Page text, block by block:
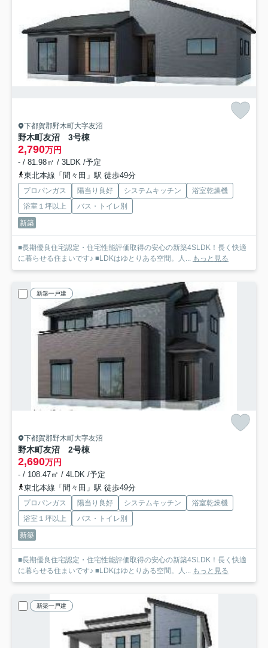
下都賀郡野木町大字友沼
野木町友沼 3号棟
2,790万円
- / 81.98㎡ / 3LDK /予定
東北本線「間々田」駅 徒歩49分
プロパンガス 陽当り良好 システムキッチン
浴室乾燥機
浴室１坪以上
バス・トイレ別
新築
■長期優良住宅認定・住宅性能評価取得の安心の新築4SLDK！長く快適
に暮らせる住まいです♪ ■LDKはゆとりある空間。人... もっと見る
新築一戸建
下都賀郡野木町大字友沼
野木町友沼 2号棟
2,690万円
- / 108.47㎡ / 4LDK /予定
東北本線「間々田」駅 徒歩49分
プロパンガス 陽当り良好 システムキッチン
浴室乾燥機
浴室１坪以上
バス・トイレ別
新築
■長期優良住宅認定・住宅性能評価取得の安心の新築4SLDK！長く快適
に暮らせる住まいです♪ ■LDKはゆとりある空間。人... もっと見る
新築一戸建